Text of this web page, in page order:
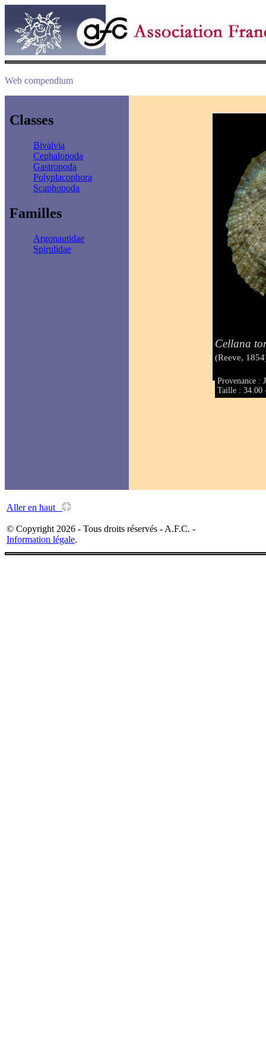
Web compendium
Classes
Bivalvia
Cephalopoda
Gastropoda
Polyplacophora
Scaphopoda
Familles
Argonautidae
Spirulidae
Cellana
(Reeve,
Provenance :
Taille : 34.00
Aller en haut
© Copyright 2026 - Tous droits réservés - A.F.C. -
Information légale.